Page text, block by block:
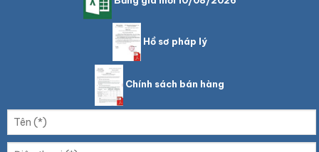
Hồ sơ pháp lý
Chính sách bán hàng